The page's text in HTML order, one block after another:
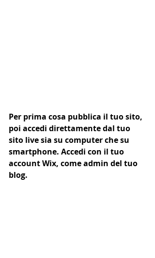
Per prima cosa pubblica il tuo sito,
poi accedi direttamente dal tuo
sito live sia su computer che su
smartphone. Accedi con il tuo
account Wix, come admin del tuo
blog.